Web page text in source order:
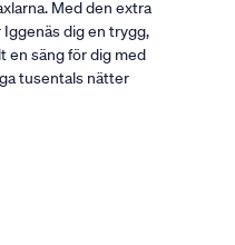
Med den extra
dig en trygg,
en säng för dig med
tusentals nätter